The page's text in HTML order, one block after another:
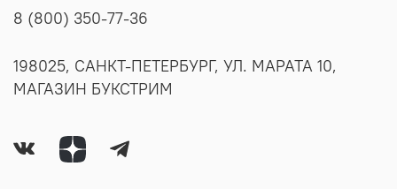
8 (800) 350-77-36
198025, САНКТ-ПЕТЕРБУРГ, УЛ. МАРАТА 10,
МАГАЗИН БУКСТРИМ